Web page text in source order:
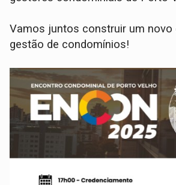
Vamos juntos construir um novo
gestão de condomínios!